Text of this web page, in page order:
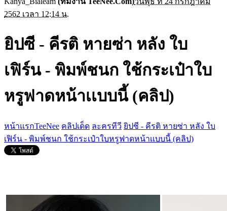
2562 เวลา 12:14 น.
ยิปซี - คีรติ หายซ่า หลัง ใบ
เฟิร์น - พิมพ์ชนก ใช้กระเป๋าใบ
หรูฟาดหน้าเเบบนี้ (คลิป)
หน้าแรกTeeNee คลิปเด็ด ละครทีวี ยิปซี - คีรติ หายซ่า หลัง ใบ
เฟิร์น - พิมพ์ชนก ใช้กระเป๋าใบหรูฟาดหน้าเเบบนี้ (คลิป)